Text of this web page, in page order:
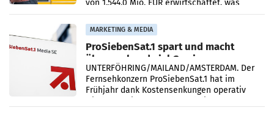
von 1.544,0 Mio. EUR erwirtschaftet, was
einem Plus von 3,8 Prozent gegenüber dem
Vergleichszeitraum
MARKETING & MEDIA
ProSiebenSat.1 spart und macht
überraschend viel Gewinn
UNTERFÖHRING/MAILAND/AMSTERDAM. Der
Fernsehkonzern ProSiebenSat.1 hat im
Frühjahr dank Kostensenkungen operativ